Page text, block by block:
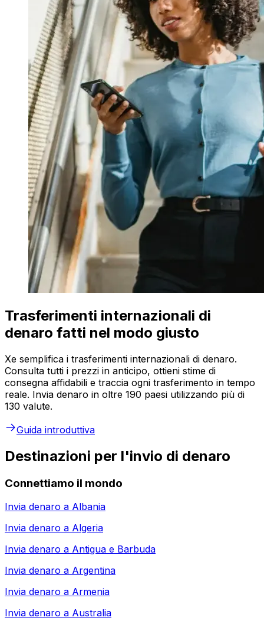
Trasferimenti internazionali di
denaro fatti nel modo giusto
Xe semplifica i trasferimenti internazionali di denaro.
Consulta tutti i prezzi in anticipo, ottieni stime di
consegna affidabili e traccia ogni trasferimento in tempo
reale. Invia denaro in oltre 190 paesi utilizzando più di
130 valute.
Guida introduttiva
Destinazioni per l'invio di denaro
Connettiamo il mondo
Invia denaro a Albania
Invia denaro a Algeria
Invia denaro a Antigua e Barbuda
Invia denaro a Argentina
Invia denaro a Armenia
Invia denaro a Australia